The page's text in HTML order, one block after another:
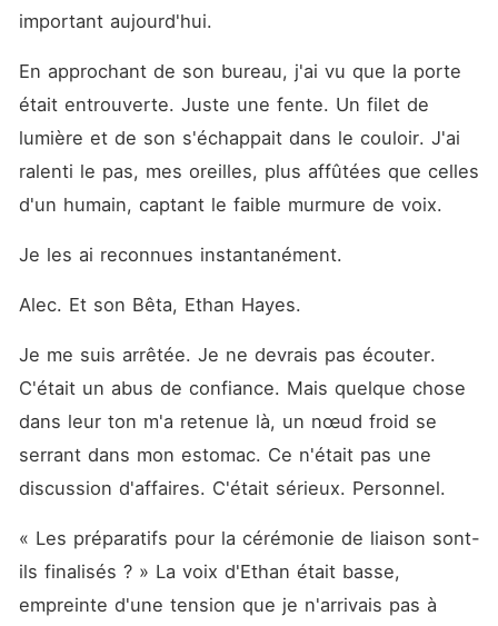
important aujourd'hui.
En approchant de son bureau, j'ai vu que la porte
était entrouverte. Juste une fente. Un filet de
lumière et de son s'échappait dans le couloir. J'ai
ralenti le pas, mes oreilles, plus affûtées que celles
d'un humain, captant le faible murmure de voix.
Je les ai reconnues instantanément.
Alec. Et son Bêta, Ethan Hayes.
Je me suis arrêtée. Je ne devrais pas écouter.
C'était un abus de confiance. Mais quelque chose
dans leur ton m'a retenue là, un nœud froid se
serrant dans mon estomac. Ce n'était pas une
discussion d'affaires. C'était sérieux. Personnel.
« Les préparatifs pour la cérémonie de liaison sont-
ils finalisés ? » La voix d'Ethan était basse,
empreinte d'une tension que je n'arrivais pas à